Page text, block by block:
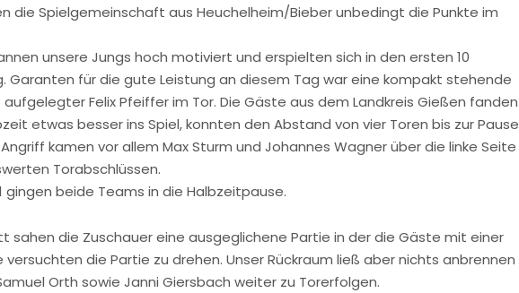
die Spielgemeinschaft aus Heuchelheim/Bieber unbedingt die Punkte im
unsere Jungs hoch motiviert und erspielten sich in den ersten 10
Garanten für die gute Leistung an diesem Tag war eine kompakt stehende
Felix Pfeiffer im Tor. Die Gäste aus dem Landkreis Gießen fanden
etwas besser ins Spiel, konnten den Abstand von vier Toren bis zur Pause
kamen vor allem Max Sturm und Johannes Wagner über die linke Seite
Torabschlüssen.
gingen beide Teams in die Halbzeitpause.
sahen die Zuschauer eine ausgeglichene Partie in der die Gäste mit einer
die Partie zu drehen. Unser Rückraum ließ aber nichts anbrennen
Orth sowie Janni Giersbach weiter zu Torerfolgen.